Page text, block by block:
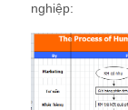
nghiệp: